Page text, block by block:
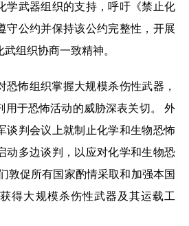
学武器组织的支持，呼吁《禁止化
守公约并保持该公约完整性，开展
组织协商一致精神。
恐怖组织掌握大规模杀伤性武器，
用于恐怖活动的威胁深表关切。 外
谈判会议上就制止化学和生物恐怖
动多边谈判，以应对化学和生物恐
敦促所有国家酌情采取和加强本国
得大规模杀伤性武器及其运载工